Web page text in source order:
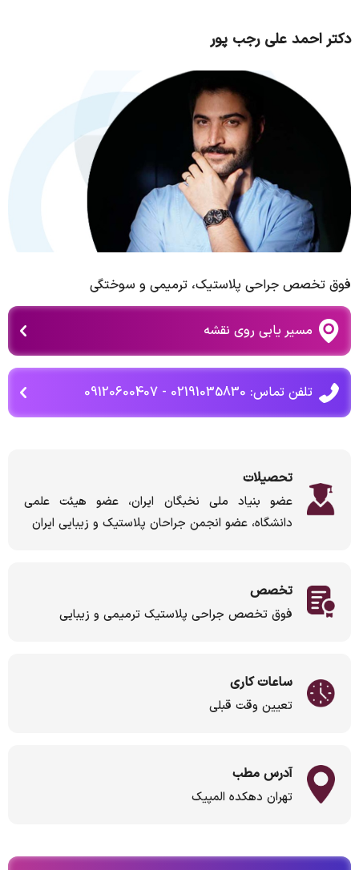
دکتر احمد علی رجب پور
فوق تخصص جراحی پلاستیک، ترمیمی و سوختگی
مسیر یابی روی نقشه
تلفن تماس: 02191035830 - 09120600407
تحصیلات
عضو بنیاد ملی نخبگان ایران، عضو هیئت علمی
دانشگاه، عضو انجمن جراحان پلاستیک و زیبایی ایران
تخصص
فوق تخصص جراحی پلاستیک ترمیمی و زیبایی
ساعات کاری
تعیین وقت قبلی
آدرس مطب
تهران دهکده المپیک